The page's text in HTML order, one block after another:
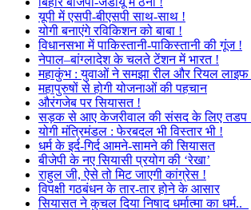
यूपी में एसपी-बीएसपी साथ-साथ !
योगी बनाएंगे रविकिशन को बाबा !
विधानसभा में पाकिस्तानी-पाकिस्तानी की गूंज !
नेपाल–बांग्लादेश के चलते टेंशन में भारत !
महाकुंभ : युवाओं ने समझा रील और रियल लाइफ
महापुरुषों से होगी योजनाओं की पहचान
औरंगजेब पर सियासत !
सड़क से आए केजरीवाल की संसद के लिए तडप
योगी मंत्रिमंडल : फेरबदल भी विस्तार भी !
धर्म के इर्द-गिर्द आमने-सामने की सियासत
बीजेपी के नए सियासी प्रयोग की ‘रेखा’
राहुल जी, ऐसे तो मिट जाएगी कांग्रेस !
विपक्षी गठबंधन के तार-तार होने के आसार
सियासत ने कुचल दिया निषाद धर्मात्मा का धर्म..